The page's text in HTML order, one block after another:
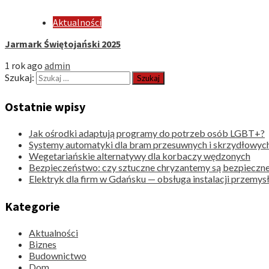
Aktualności
Jarmark Świętojański 2025
1 rok ago admin
Szukaj:
Ostatnie wpisy
Jak ośrodki adaptują programy do potrzeb osób LGBT+?
Systemy automatyki dla bram przesuwnych i
Wegetariańskie alternatywy dla korbaczy wędzonych
Bezpieczeństwo: czy sztuczne chryzantemy są
Elektryk dla firm w Gdańsku — obsługa instalacji
Kategorie
Aktualności
Biznes
Budownictwo